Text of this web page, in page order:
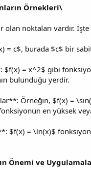
Örnekleri\
noktaları vardır. İşte
c$, burada $c$ bir sabit
= x^2$ gibi
bulunduğu yerdir.
Örneğin, $f(x) =
en yüksek
= \ln(x)$ fonksiyonu,
Önemi ve